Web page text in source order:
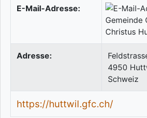
E-Mail-Adresse:
Adresse:
4950
Schweiz
https://huttwil.gfc.ch/